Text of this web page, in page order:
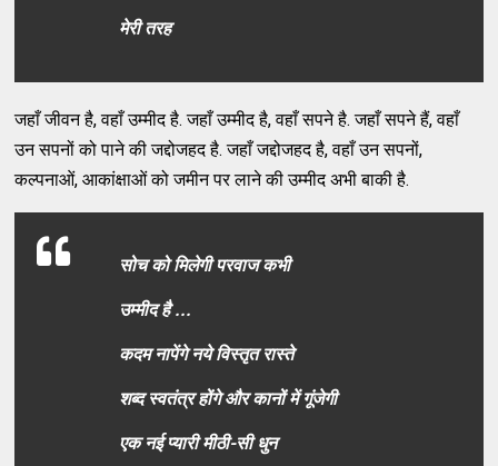
मेरी तरह
जहाँ जीवन है, वहाँ उम्मीद है. जहाँ उम्मीद है, वहाँ सपने है. जहाँ सपने हैं, वहाँ
उन सपनों को पाने की जद्दोजहद है. जहाँ जद्दोजहद है, वहाँ उन सपनों,
कल्पनाओं, आकांक्षाओं को जमीन पर लाने की उम्मीद अभी बाकी है.
सोच को मिलेगी परवाज कभी
उम्मीद है ...
कदम नापेंगे नये विस्तृत रास्ते
शब्द स्वतंत्र होंगे और कानों में गूंजेगी
एक नई प्यारी मीठी-सी धुन